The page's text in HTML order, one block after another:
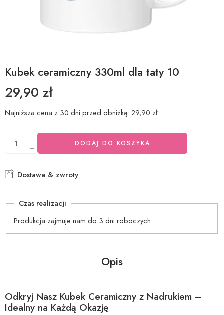
Kubek ceramiczny 330ml dla taty 10
29,90 zł
Najniższa cena z 30 dni przed obniżką: 29,90 zł
DODAJ DO KOSZYKA
Dostawa & zwroty
Czas realizacji
Produkcja zajmuje nam do 3 dni roboczych.
Opis
Odkryj Nasz Kubek Ceramiczny z Nadrukiem –
Idealny na Każdą Okazję